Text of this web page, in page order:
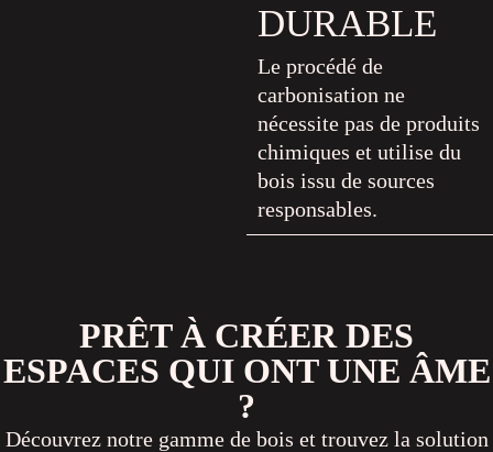
DURABLE
Le procédé de
carbonisation ne
nécessite pas de produits
chimiques et utilise du
bois issu de sources
responsables.
PRÊT À CRÉER DES
ESPACES QUI ONT UNE ÂME
?
Découvrez notre gamme de bois et trouvez la solution